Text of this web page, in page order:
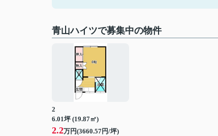
青山ハイツで募集中の物件
2
6.01坪 (19.87㎡)
2.2万円(3660.57円/坪)